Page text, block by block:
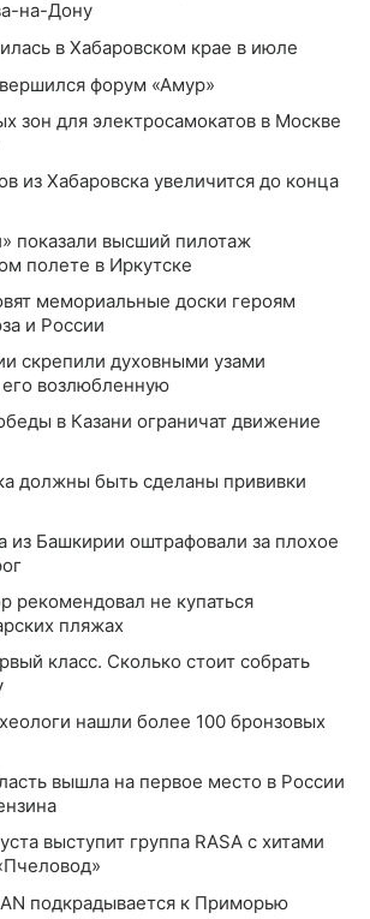
на-Дону
в Хабаровском крае в июле
форум «Амур»
зон для электросамокатов в Москве
из Хабаровска увеличится до конца
показали высший пилотаж
полете в Иркутске
мемориальные доски героям
и России
скрепили духовными узами
возлюбленную
в Казани ограничат движение
должны быть сделаны прививки
из Башкирии оштрафовали за плохое
рекомендовал не купаться
пляжах
класс. Сколько стоит собрать
нашли более 100 бронзовых
вышла на первое место в России
выступит группа RASA с хитами
подкрадывается к Приморью